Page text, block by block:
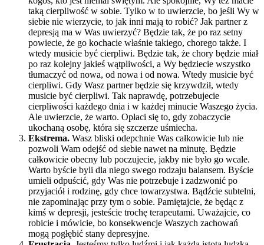
taką cierpliwość w sobie. Tylko w to uwierzcie, bo jeśli Wy w
siebie nie wierzycie, to jak inni mają to robić? Jak partner z
depresją ma w Was uwierzyć? Będzie tak, że po raz setny
powiecie, że go kochacie właśnie takiego, chorego także. I
wtedy musicie być cierpliwi. Będzie tak, że chory będzie miał
po raz kolejny jakieś wątpliwości, a Wy będziecie wszystko
tłumaczyć od nowa, od nowa i od nowa. Wtedy musicie być
cierpliwi. Gdy Wasz partner będzie się krzywdził, wtedy
musicie być cierpliwi. Tak naprawdę, potrzebujecie
cierpliwości każdego dnia i w każdej minucie Waszego życia.
Ale uwierzcie, że warto. Opłaci się to, gdy zobaczycie
ukochaną osobę, która się szczerze uśmiecha.
Ekstrema. Wasz bliski odepchnie Was całkowicie lub nie
pozwoli Wam odejść od siebie nawet na minutę. Będzie
całkowicie obecny lub poczujecie, jakby nie było go wcale.
Warto byście byli dla niego swego rodzaju balansem. Byście
umieli odpuścić, gdy Was nie potrzebuje i zadzwonić po
przyjaciół i rodzinę, gdy chce towarzystwa. Bądźcie subtelni,
nie zapominając przy tym o sobie. Pamiętajcie, że będąc z
kimś w depresji, jesteście trochę terapeutami. Uważajcie, co
robicie i mówicie, bo konsekwencje Waszych zachowań
mogą pogłębić stany depresyjne.